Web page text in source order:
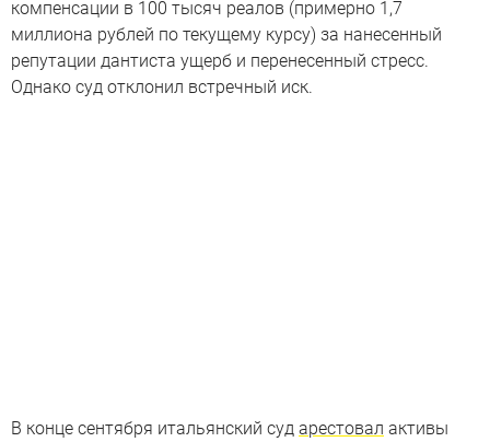
компенсации в 100 тысяч реалов (примерно 1,7
миллиона рублей по текущему курсу) за нанесенный
репутации дантиста ущерб и перенесенный стресс.
Однако суд отклонил встречный иск.
В конце сентября итальянский суд арестовал активы